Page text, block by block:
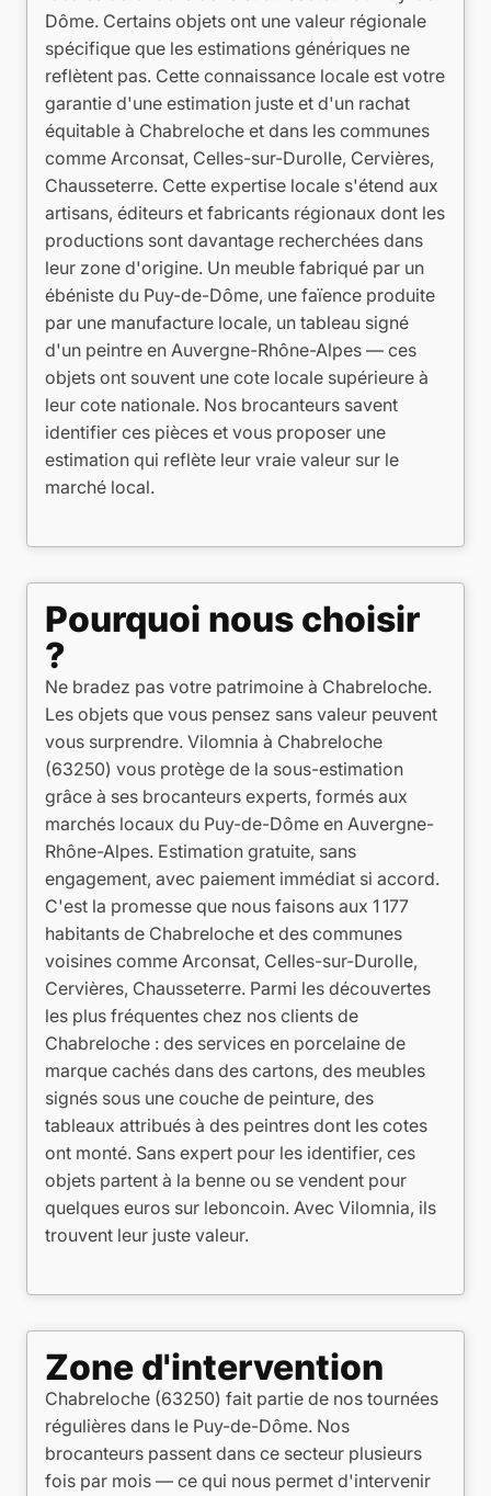
Dôme. Certains objets ont une valeur régionale
spécifique que les estimations génériques ne
reflètent pas. Cette connaissance locale est votre
garantie d'une estimation juste et d'un rachat
équitable à Chabreloche et dans les communes
comme Arconsat, Celles-sur-Durolle, Cervières,
Chausseterre. Cette expertise locale s'étend aux
artisans, éditeurs et fabricants régionaux dont les
productions sont davantage recherchées dans
leur zone d'origine. Un meuble fabriqué par un
ébéniste du Puy-de-Dôme, une faïence produite
par une manufacture locale, un tableau signé
d'un peintre en Auvergne-Rhône-Alpes — ces
objets ont souvent une cote locale supérieure à
leur cote nationale. Nos brocanteurs savent
identifier ces pièces et vous proposer une
estimation qui reflète leur vraie valeur sur le
marché local.
Pourquoi nous choisir
?
Ne bradez pas votre patrimoine à Chabreloche.
Les objets que vous pensez sans valeur peuvent
vous surprendre. Vilomnia à Chabreloche
(63250) vous protège de la sous-estimation
grâce à ses brocanteurs experts, formés aux
marchés locaux du Puy-de-Dôme en Auvergne-
Rhône-Alpes. Estimation gratuite, sans
engagement, avec paiement immédiat si accord.
C'est la promesse que nous faisons aux 1 177
habitants de Chabreloche et des communes
voisines comme Arconsat, Celles-sur-Durolle,
Cervières, Chausseterre. Parmi les découvertes
les plus fréquentes chez nos clients de
Chabreloche : des services en porcelaine de
marque cachés dans des cartons, des meubles
signés sous une couche de peinture, des
tableaux attribués à des peintres dont les cotes
ont monté. Sans expert pour les identifier, ces
objets partent à la benne ou se vendent pour
quelques euros sur leboncoin. Avec Vilomnia, ils
trouvent leur juste valeur.
Zone d'intervention
Chabreloche (63250) fait partie de nos tournées
régulières dans le Puy-de-Dôme. Nos
brocanteurs passent dans ce secteur plusieurs
fois par mois — ce qui nous permet d'intervenir